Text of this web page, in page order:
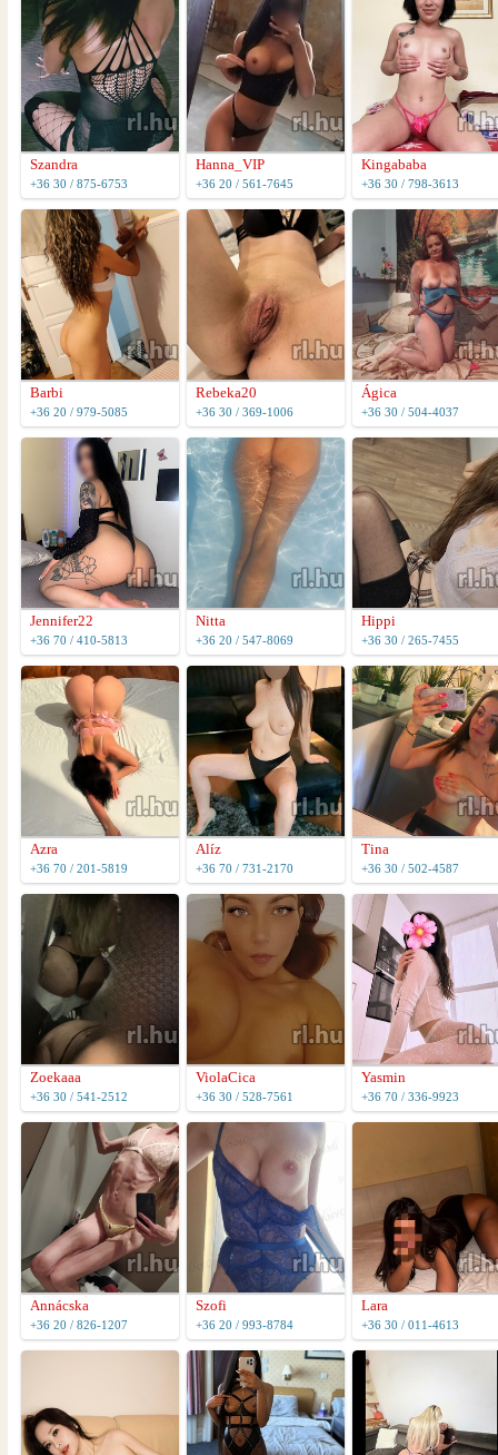
Szandra
+36 30 / 875-6753
Hanna_VIP
+36 20 / 561-7645
Kingababa
+36 30 / 798-3613
Barbi
+36 20 / 979-5085
Rebeka20
+36 30 / 369-1006
Ágica
+36 30 / 504-4037
Jennifer22
+36 70 / 410-5813
Nitta
+36 20 / 547-8069
Hippi
+36 30 / 265-7455
Azra
+36 70 / 201-5819
Alíz
+36 70 / 731-2170
Tina
+36 30 / 502-4587
Zoekaaa
+36 30 / 541-2512
ViolaCica
+36 30 / 528-7561
Yasmin
+36 70 / 336-9923
Annácska
+36 20 / 826-1207
Szofi
+36 20 / 993-8784
Lara
+36 30 / 011-4613